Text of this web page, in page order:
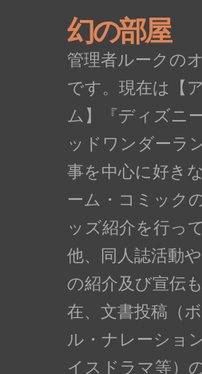
幻の部屋
管理者ルークの
です。現在は【
ム】『ディズニ
ッドワンダーラ
事を中心に好き
ーム・コミック
ッズ紹介を行っ
他、同人誌活動
の紹介及び宣伝
在、文書投稿（
ル・ナレーショ
イスドラマ等）